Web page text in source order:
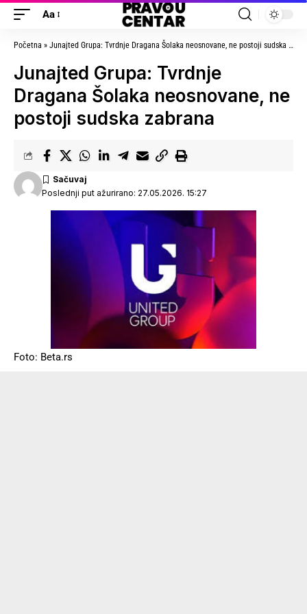
Aa
Početna » Junajted Grupa: Tvrdnje Dragana Šolaka neosnovane, ne postoji sudska zabrana
Junajted Grupa: Tvrdnje
Dragana Šolaka neosnovane, ne
postoji sudska zabrana
Poslednji put ažurirano: 27.05.2026. 15:27
Foto: Beta.rs